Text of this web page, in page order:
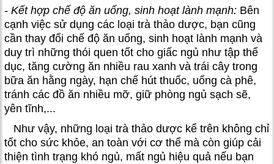
- Kết hợp chế độ ăn uống, sinh hoạt lành mạnh: Bên
cạnh việc sử dụng các loại trà thảo dược, bạn cũng
cần thay đổi chế độ ăn uống, sinh hoạt lành mạnh và
duy trì những thói quen tốt cho giấc ngủ như tập thể
dục, tăng cường ăn nhiều rau xanh và trái cây trong
bữa ăn hằng ngày, hạn chế hút thuốc, uống cà phê,
tránh các đồ ăn nhiều mỡ, giữ phòng ngủ sạch sẽ,
yên tĩnh,...
Như vậy, những loại trà thảo dược kể trên không chỉ
tốt cho sức khỏe, an toàn với cơ thể mà còn giúp cải
thiện tình trạng khó ngủ, mất ngủ hiệu quả nếu bạn